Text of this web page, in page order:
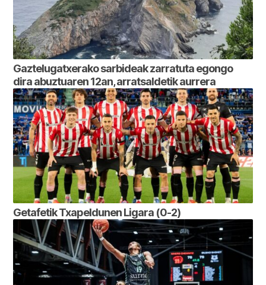
Gaztelugatxerako sarbideak zarratuta egongo
dira abuztuaren 12an, arratsaldetik aurrera
Getafetik Txapeldunen Ligara (0-2)